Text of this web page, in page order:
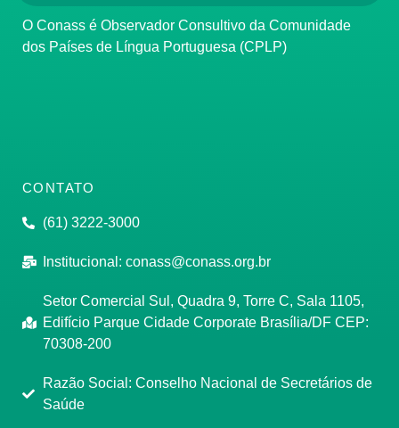
O Conass é Observador Consultivo da Comunidade
dos Países de Língua Portuguesa (CPLP)
CONTATO
(61) 3222-3000
Institucional: conass@conass.org.br
Setor Comercial Sul, Quadra 9, Torre C, Sala 1105,
Edifício Parque Cidade Corporate Brasília/DF CEP:
70308-200
Razão Social: Conselho Nacional de Secretários de
Saúde